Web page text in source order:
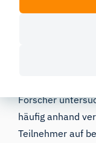
Zuschauer und
Traditionelle
Forscher
häufig anhand
Teilnehmer auf